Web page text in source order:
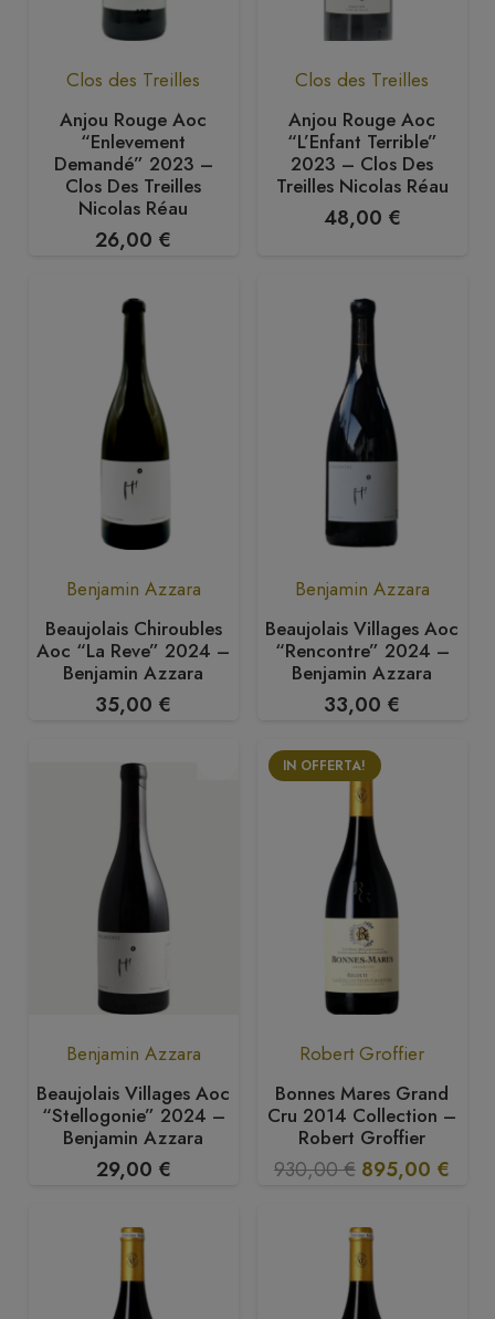
Clos des Treilles
Anjou Rouge Aoc
“Enlevement
Demandé” 2023 –
Clos Des Treilles
Nicolas Réau
26,00 €
Clos des Treilles
Anjou Rouge Aoc
“L’Enfant Terrible”
2023 – Clos Des
Treilles Nicolas Réau
48,00 €
Benjamin Azzara
Beaujolais Chiroubles
Aoc “La Reve” 2024 –
Benjamin Azzara
35,00 €
Benjamin Azzara
Beaujolais Villages Aoc
“Rencontre” 2024 –
Benjamin Azzara
33,00 €
Benjamin Azzara
Beaujolais Villages Aoc
“Stellogonie” 2024 –
Benjamin Azzara
29,00 €
IN OFFERTA!
Robert Groffier
Bonnes Mares Grand
Cru 2014 Collection –
Robert Groffier
930,00€ Il
originale
era:
930,00 €.
895,00 €